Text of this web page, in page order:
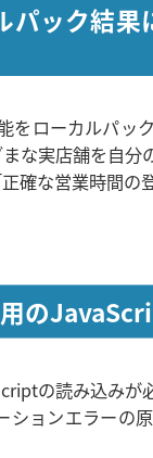
パック結
ローカルパッ
な実店舗を自
確な営業時間の
の
の読み込みが
ョンエラーの